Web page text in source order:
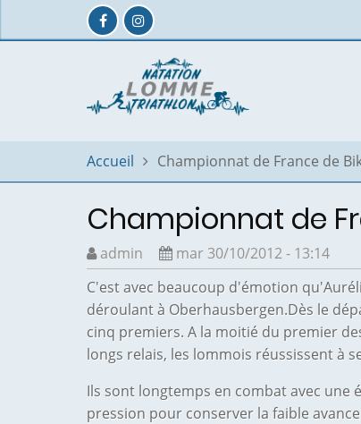
Accueil Championnat de France de
Championnat de
admin
mar 30/10/2012 - 13:14
C'est avec beaucoup d'émotion qu'
déroulant à Oberhausbergen.Dès le
cinq premiers. A la moitié du premier
longs relais, les lommois réussissent à
Ils sont longtemps en combat avec une
pression pour conserver la faible